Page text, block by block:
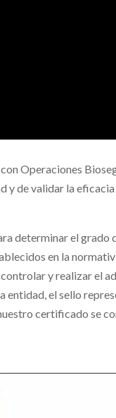
Operaciones
de validar la
determinar el
en la
y realizar el
el sello
certificado se